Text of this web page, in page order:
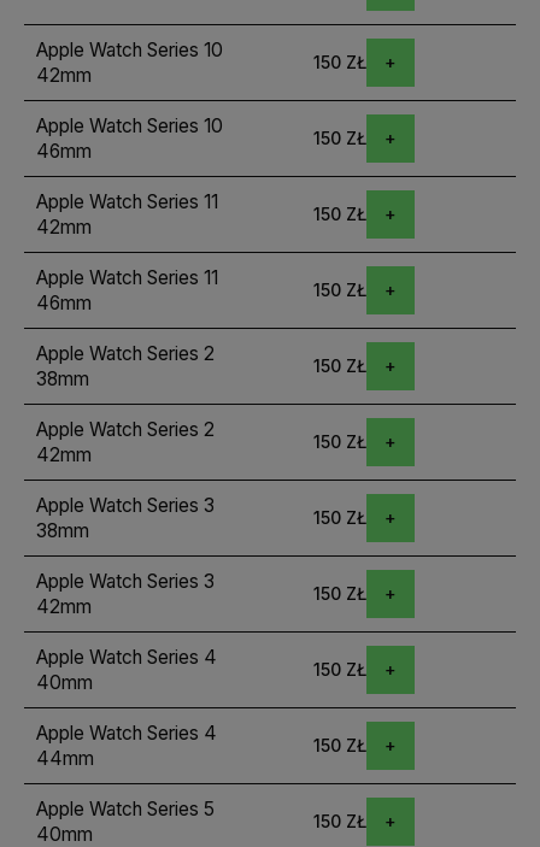
Apple Watch Series 10
42mm
150 ZŁ
Apple Watch Series 10
46mm
150 ZŁ
Apple Watch Series 11
42mm
150 ZŁ
Apple Watch Series 11
46mm
150 ZŁ
Apple Watch Series 2
38mm
150 ZŁ
Apple Watch Series 2
42mm
150 ZŁ
Apple Watch Series 3
38mm
150 ZŁ
Apple Watch Series 3
42mm
150 ZŁ
Apple Watch Series 4
40mm
150 ZŁ
Apple Watch Series 4
44mm
150 ZŁ
Apple Watch Series 5
40mm
150 ZŁ